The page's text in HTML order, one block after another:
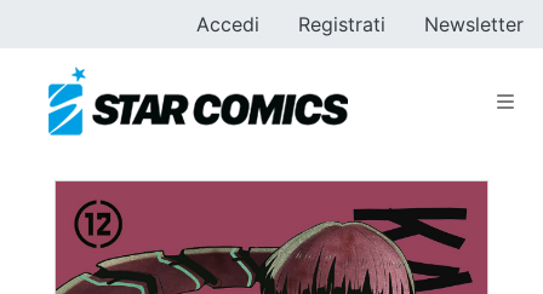
Accedi Registrati Newsletter